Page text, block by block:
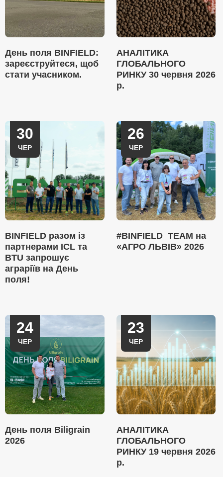
День поля BINFIELD:
зареєструйтеся, щоб
стати учасником.
АНАЛІТИКА
ГЛОБАЛЬНОГО
РИНКУ 30 червня 2026
р.
30
ЧЕР
BINFIELD разом із
партнерами ICL та
BTU запрошує
аграріїв на День
поля!
26
ЧЕР
#BINFIELD_TEAM на
«АГРО ЛЬВІВ» 2026
24
ЧЕР
День поля Biligrain
2026
23
ЧЕР
АНАЛІТИКА
ГЛОБАЛЬНОГО
РИНКУ 19 червня 2026
р.